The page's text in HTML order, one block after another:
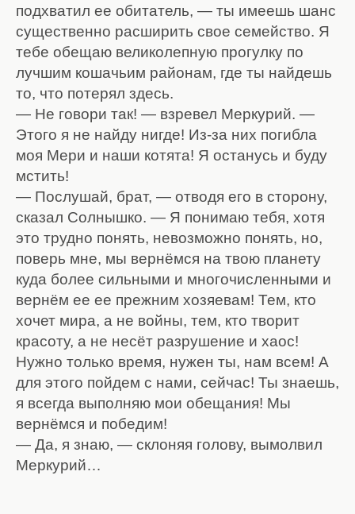
подхватил ее обитатель, — ты имеешь шанс
существенно расширить свое семейство. Я
тебе обещаю великолепную прогулку по
лучшим кошачьим районам, где ты найдешь
то, что потерял здесь.
— Не говори так! — взревел Меркурий. —
Этого я не найду нигде! Из-за них погибла
моя Мери и наши котята! Я останусь и буду
мстить!
— Послушай, брат, — отводя его в сторону,
сказал Солнышко. — Я понимаю тебя, хотя
это трудно понять, невозможно понять, но,
поверь мне, мы вернёмся на твою планету
куда более сильными и многочисленными и
вернём ее ее прежним хозяевам! Тем, кто
хочет мира, а не войны, тем, кто творит
красоту, а не несёт разрушение и хаос!
Нужно только время, нужен ты, нам всем! А
для этого пойдем с нами, сейчас! Ты знаешь,
я всегда выполняю мои обещания! Мы
вернёмся и победим!
— Да, я знаю, — склоняя голову, вымолвил
Меркурий…